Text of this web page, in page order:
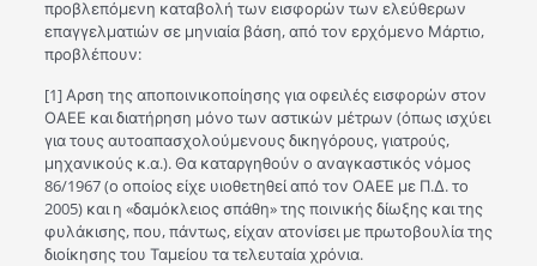
προβλεπόμενη καταβολή των εισφορών των ελεύθερων
επαγγελματιών σε μηνιαία βάση, από τον ερχόμενο Μάρτιο,
προβλέπουν:
[1] Αρση της αποποινικοποίησης για οφειλές εισφορών στον
ΟΑΕΕ και διατήρηση μόνο των αστικών μέτρων (όπως ισχύει
για τους αυτοαπασχολούμενους δικηγόρους, γιατρούς,
μηχανικούς κ.α.). Θα καταργηθούν ο αναγκαστικός νόμος
86/1967 (ο οποίος είχε υιοθετηθεί από τον ΟΑΕΕ με Π.Δ. το
2005) και η «δαμόκλειος σπάθη» της ποινικής δίωξης και της
φυλάκισης, που, πάντως, είχαν ατονίσει με πρωτοβουλία της
διοίκησης του Ταμείου τα τελευταία χρόνια.